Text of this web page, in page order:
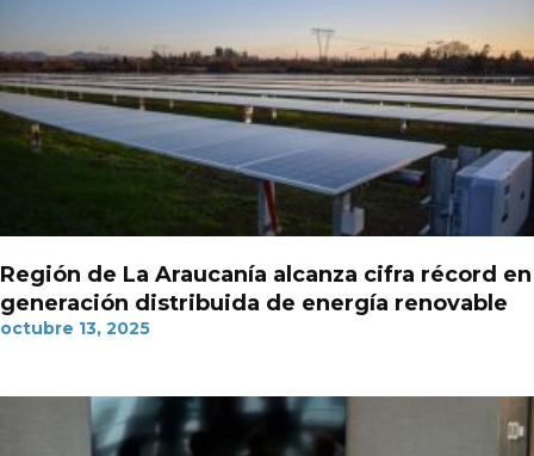
Región de La Araucanía alcanza cifra récord en
generación distribuida de energía renovable
octubre 13, 2025